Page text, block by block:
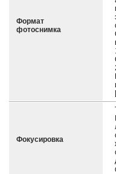
Формат
фотоснимка
Фокусировка